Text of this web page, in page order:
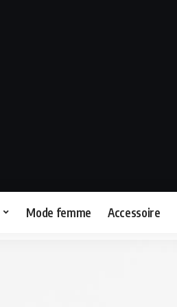
Mode femme Accessoire